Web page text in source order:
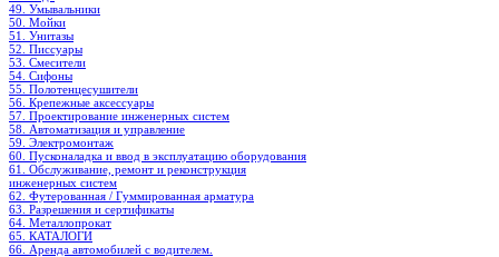
49. Умывальники
50. Мойки
51. Унитазы
52. Писсуары
53. Смесители
54. Сифоны
55. Полотенцесушители
56. Крепежные аксессуары
57. Проектирование инженерных систем
58. Автоматизация и управление
59. Электромонтаж
60. Пусконаладка и ввод в эксплуатацию оборудования
61. Обслуживание, ремонт и реконструкция
инженерных систем
62. Футерованная / Гуммированная арматура
63. Разрешения и сертификаты
64. Металлопрокат
65. КАТАЛОГИ
66. Аренда автомобилей с водителем.